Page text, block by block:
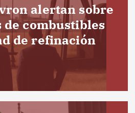
alertan sobre
de combustibles
de refinación